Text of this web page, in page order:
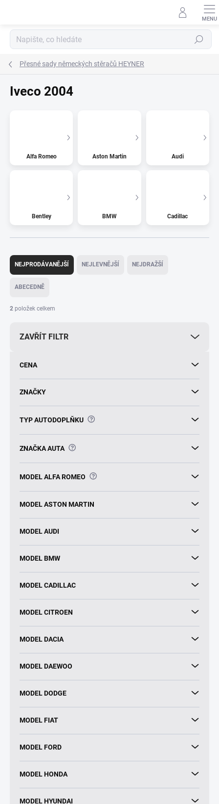
Hledat
Přesné sady německých stěračů HEYNER
Iveco 2004
Alfa Romeo Aston Martin Audi
Bentley BMW Cadillac
Ř
z
í
NEJPRODÁVANĚJŠÍ NEJLEVNĚJŠÍ NEJDRAŽŠÍ
ABECEDNĚ
2 položek celkem
ZAVŘÍT FILTR
CENA
ZNAČKY
TYP AUTODOPLŇKU ?
ZNAČKA AUTA ?
MODEL ALFA ROMEO ?
MODEL ASTON MARTIN
MODEL AUDI
MODEL BMW
MODEL CADILLAC
MODEL CITROEN
MODEL DACIA
MODEL DAEWOO
MODEL DODGE
MODEL FIAT
MODEL FORD
MODEL HONDA
MODEL HYUNDAI